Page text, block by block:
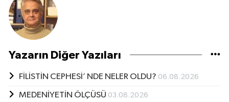
Yazarın Diğer Yazıları
FİLİSTİN CEPHESİ’ NDE NELER OLDU? 06.08.2026
MEDENİYETİN ÖLÇÜSÜ 03.08.2026